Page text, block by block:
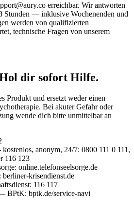
erreichbar. Wir antworten
Stunden — inklusive Wochenenden und
werden von qualifizierten
technische Fragen von unserem
dir sofort Hilfe.
Produkt und ersetzt weder einen
Bei akuter Gefahr oder
wende dich bitte unmittelbar an
anonym, 24/7: 0800 111 0 111,
116 123
online.telefonseelsorge.de
krisendienst.de
116 117
BPtK: bptk.de/service-navi